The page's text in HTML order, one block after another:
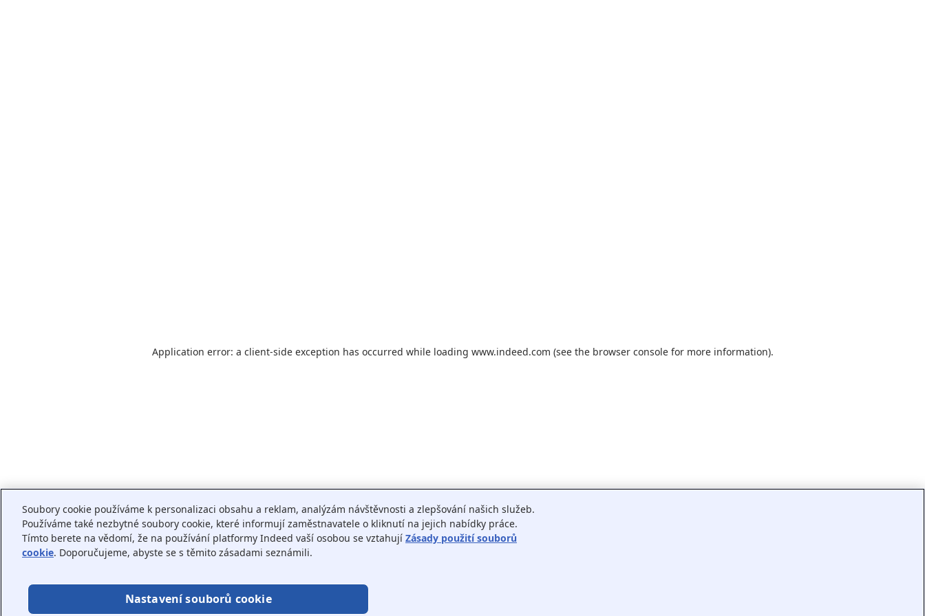
Application error: a client-side exception has occurred while loading www.indeed.com (see the browser consolefor more information).
Soubory cookie používáme k personalizaci obsahu a reklam, analýzám návštěvnosti a zlepšování našich služeb.
Používáme také nezbytné soubory cookie, které informují zaměstnavatele o kliknutí na jejich nabídky práce.
Tímto berete na vědomí, že na používání platformy Indeed vaší osobou se vztahují Zásady použití souborů
cookie. Doporučujeme, abyste se s těmito zásadami seznámili.
Nastavení souborů cookie